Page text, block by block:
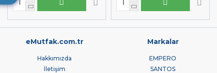
eMutfak.com.tr
Hakkımızda
İletişim
Markalar
EMPERO
SANTOS